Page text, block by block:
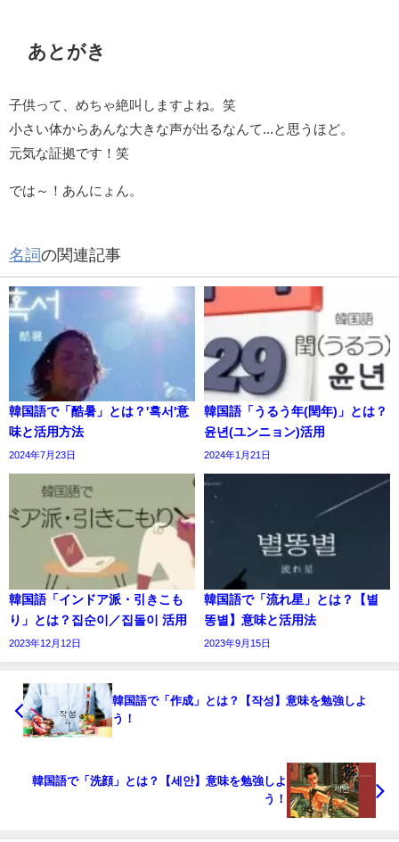
あとがき
子供って、めちゃ絶叫しますよね。笑
小さい体からあんな大きな声が出るなんて...と思うほど。
元気な証拠です！笑
では～！あんにょん。
名詞の関連記事
韓国語で「酷暑」とは？'혹서'意
味と活用方法
2024年7月23日
韓国語「うるう年(閏年)」とは？
윤년(ユンニョン)活用
2024年1月21日
韓国語「インドア派・引きこも
り」とは？집순이／집돌이 活用
2023年12月12日
韓国語で「流れ星」とは？【별
똥별】意味と活用法
2023年9月15日
韓国語で「作成」とは？【작성】意味を勉強しよ
う！
韓国語で「洗顔」とは？【세안】意味を勉強しよ
う！